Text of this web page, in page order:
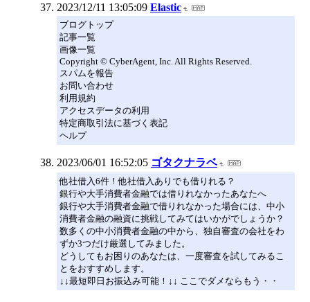
2023/12/11 13:05:09 Elastic
ブログトップ
記事一覧
画像一覧
Copyright © CyberAgent, Inc. All Rights Reserved.
スパムを報告
お問い合わせ
利用規約
アクセスデータの利用
特定商取引法に基づく表記
ヘルプ
2023/06/01 16:52:05 ゴタクナラベ
他社借入6件！他社借入ありでも借りれる？
銀行や大手消費者金融では借りれなかったあなたへ
銀行や大手消費者金融で借りれなかった場合には、中小
消費者金融の融資に挑戦してみてはいかがでしょうか？
数多くの中小消費者金融の中から、独自審査の会社をわ
ずか3つだけ厳選してみました。
どうしてもお困りのあなたは、一度審査を試してみるこ
とをおすすめします。
↓↓最短即日お振込み可能！↓↓ ここでダメならもう・・